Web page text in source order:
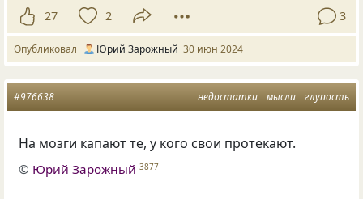
27 2 3
Опубликовал Юрий Зарожный 30 июн 2024
недостатки мысли глупость
#976638
На мозги капают те, у кого свои протекают.
© Юрий Зарожный 3877